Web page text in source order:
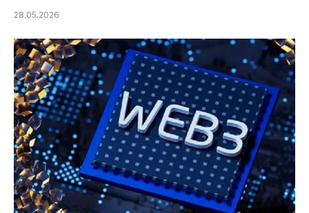
28.05.2026